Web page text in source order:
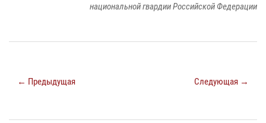
национальной гвардии Российской Федерации
← Предыдущая Следующая →